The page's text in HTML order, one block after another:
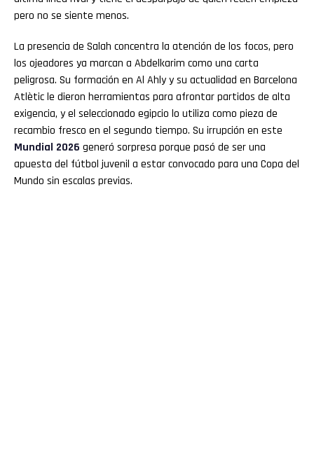
pero no se siente menos.
La presencia de Salah concentra la atención de los focos, pero
los ojeadores ya marcan a Abdelkarim como una carta
peligrosa. Su formación en Al Ahly y su actualidad en Barcelona
Atlètic le dieron herramientas para afrontar partidos de alta
exigencia, y el seleccionado egipcio lo utiliza como pieza de
recambio fresco en el segundo tiempo. Su irrupción en este
Mundial 2026 generó sorpresa porque pasó de ser una
apuesta del fútbol juvenil a estar convocado para una Copa del
Mundo sin escalas previas.